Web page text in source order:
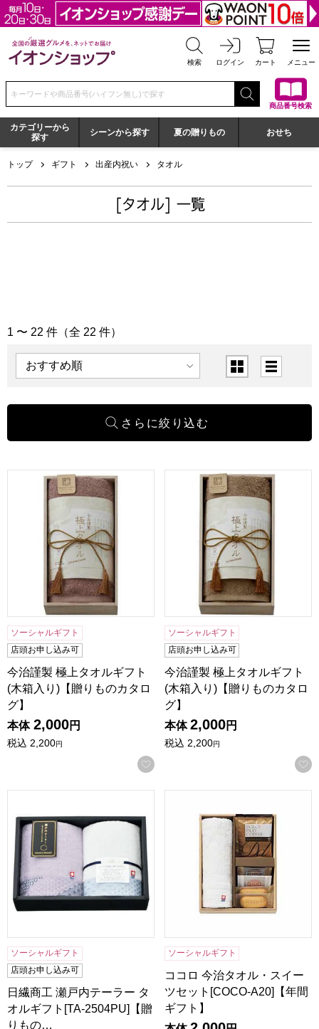
全国の厳選グルメを、ネットでお届け イオンショップ
検索 ログイン カート メニュー
検索キーワードまたは商品番号を入力してください
商品番号検索
カテゴリーから
探す
シーンから探す 夏の贈りもの おせち
トップ ギフト 出産内祝い タオル
[タオル] 一覧
「タオル」の商品一覧
1 〜 22 件（全 22 件）
表示順 表示切替
今治謹製 極上タオルギフト(木箱入り)【贈りものカタログ】
ソーシャルギフト
店頭お申し込み可
今治謹製 極上タオルギフト
(木箱入り)【贈りものカタロ
グ】
本体 2,000円
税込 2,200円
お気に入りに登録する
今治謹製 極上タオルギフト(
ソーシャルギフト
店頭お申し込み可
今治謹製 極上タオルギフト
(木箱入り)【贈りものカタロ
グ】
本体 2,000円
税込 2,200円
ソーシャルギフト
店頭お申し込み可
日繊商工 瀬戸内テーラー タ
オルギフト[TA-2504PU]【贈
りもの…
ソーシャルギフト
ココロ 今治タオル・スイー
ツセット[COCO-A20]【年間
ギフト】